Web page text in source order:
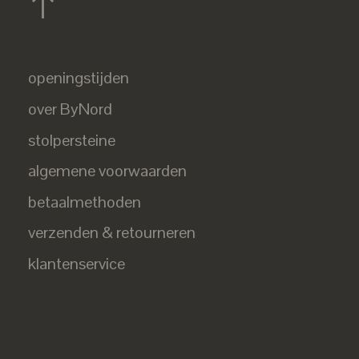
openingstijden
over ByNord
stolpersteine
algemene voorwaarden
betaalmethoden
verzenden & retourneren
klantenservice